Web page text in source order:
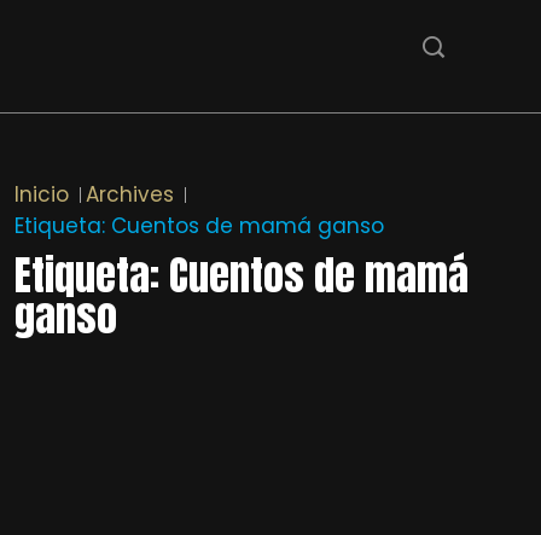
Inicio Archives
Etiqueta: Cuentos de mamá ganso
Etiqueta:Cuentos de mamá
ganso